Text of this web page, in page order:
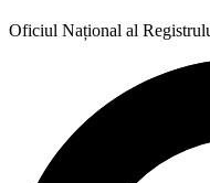
Oficiul Național al